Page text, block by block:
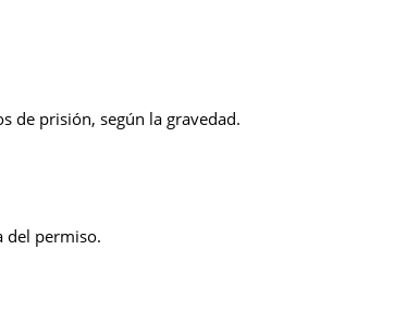
de prisión, según la gravedad.
del permiso.